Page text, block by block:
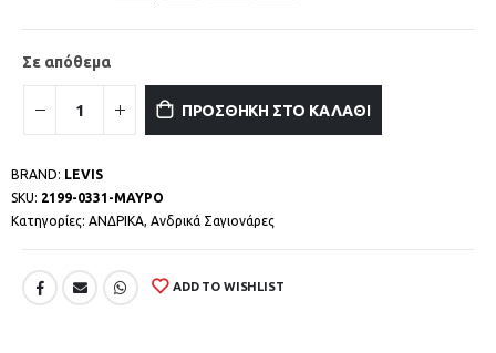
Σε απόθεμα
ΠΡΟΣΘΗΚΗ ΣΤΟ ΚΑΛΑΘΙ
BRAND: LEVIS
SKU: 2199-0331-ΜΑΥΡΟ
Κατηγορίες: ΑΝΔΡΙΚΑ, Ανδρικά Σαγιονάρες
ADD TO WISHLIST